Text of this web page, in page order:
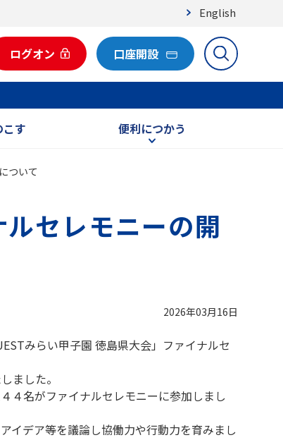
English
ログオン 口座開設
す 便利につかう
ついて
セレモニーの開
2026年03月16日
みらい甲子園 徳島県大会」ファイナルセ
ました。
４名がファイナルセレモニーに参加しまし
イデア等を議論し協働力や行動力を育みまし